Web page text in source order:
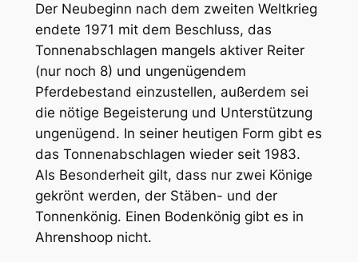
Der Neubeginn nach dem zweiten Weltkrieg
endete 1971 mit dem Beschluss, das
Tonnenabschlagen mangels aktiver Reiter
(nur noch 8) und ungenügendem
Pferdebestand einzustellen, außerdem sei
die nötige Begeisterung und Unterstützung
ungenügend. In seiner heutigen Form gibt es
das Tonnenabschlagen wieder seit 1983.
Als Besonderheit gilt, dass nur zwei Könige
gekrönt werden, der Stäben- und der
Tonnenkönig. Einen Bodenkönig gibt es in
Ahrenshoop nicht.